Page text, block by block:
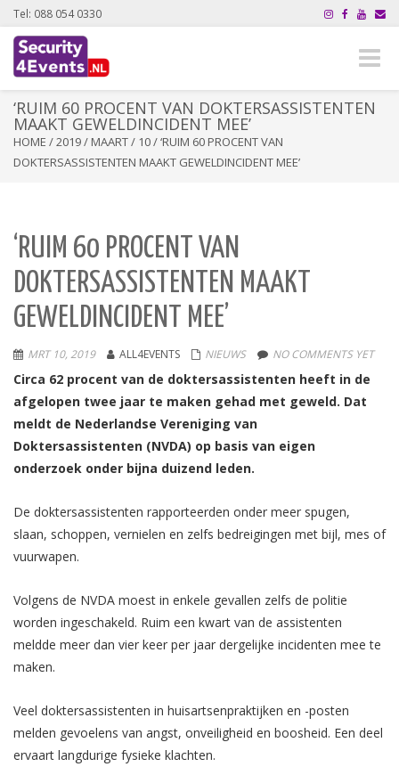
Tel: 088 054 0330
Toggle
‘RUIM 60 PROCENT VAN DOKTERSASSISTENTEN
MAAKT GEWELDINCIDENT MEE’
HOME /2019/ MAART/ 10/‘RUIM 60 PROCENT VAN
DOKTERSASSISTENTEN MAAKT GEWELDINCIDENT MEE’
‘RUIM 60 PROCENT VAN
DOKTERSASSISTENTEN MAAKT
GEWELDINCIDENT MEE’
MRT 10, 2019 ALL4EVENTS NIEUWS NO COMMENTS YET
Circa 62 procent van de doktersassistenten heeft in de
afgelopen twee jaar te maken gehad met geweld. Dat
meldt de Nederlandse Vereniging van
Doktersassistenten (NVDA) op basis van eigen
onderzoek onder bijna duizend leden.
De doktersassistenten rapporteerden onder meer spugen,
slaan, schoppen, vernielen en zelfs bedreigingen met bijl, mes of
vuurwapen.
Volgens de NVDA moest in enkele gevallen zelfs de politie
worden ingeschakeld. Ruim een kwart van de assistenten
meldde meer dan vier keer per jaar dergelijke incidenten mee te
maken.
Veel doktersassistenten in huisartsenpraktijken en -posten
melden gevoelens van angst, onveiligheid en boosheid. Een deel
ervaart langdurige fysieke klachten.